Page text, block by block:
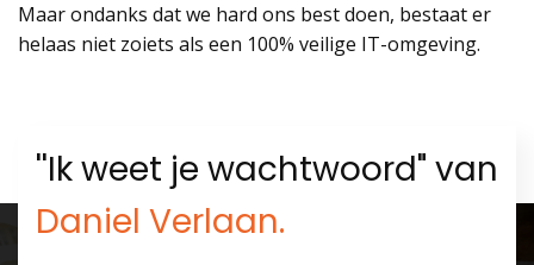
Maar ondanks dat we hard ons best doen, bestaat er
helaas niet zoiets als een 100% veilige IT-omgeving.
''Ik weet je wachtwoord" van
Daniel Verlaan.